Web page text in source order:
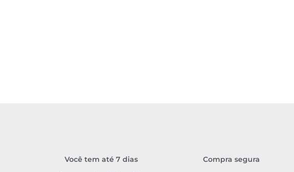
Você tem até 7 dias Compra segura